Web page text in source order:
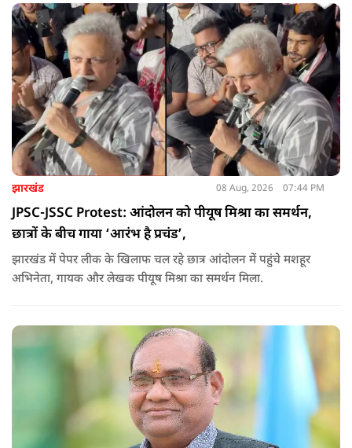
की हर चुनौती का सामना करने में सक्षम है.
झारखंड 08 Aug, 2026 07:44 PM
JPSC-JSSC Protest: आंदोलन को पीयूष मिश्रा का समर्थन,
छात्रों के बीच गाया ‘आरंभ है प्रचंड’,
झारखंड में पेपर लीक के खिलाफ चल रहे छात्र आंदोलन में पहुंचे मशहूर
अभिनेता, गायक और लेखक पीयूष मिश्रा का समर्थन मिला.